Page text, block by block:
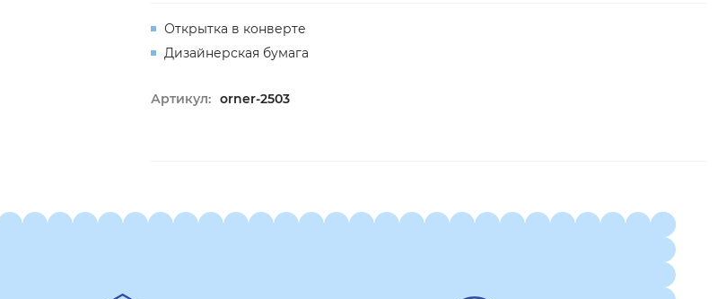
Открытка в конверте
Дизайнерская бумага
Артикул: orner-2503